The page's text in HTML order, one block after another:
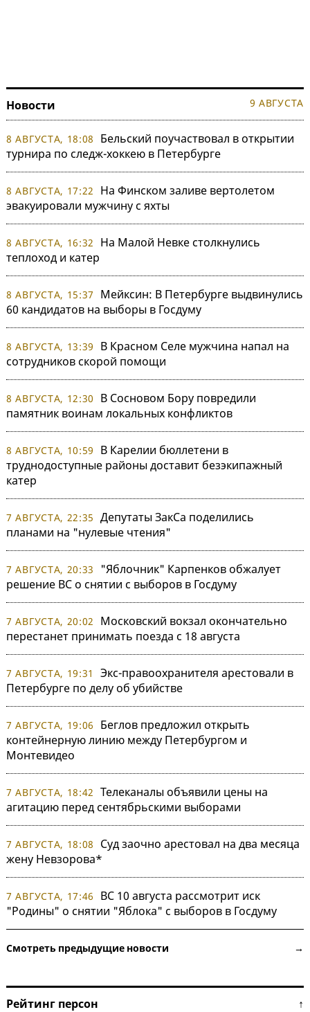
Новости 9 АВГУСТА
8 АВГУСТА, 18:08
Бельский поучаствовал в открытии
турнира по следж-хоккею в Петербурге
8 АВГУСТА, 17:22
На Финском заливе вертолетом
эвакуировали мужчину с яхты
8 АВГУСТА, 16:32
На Малой Невке столкнулись
теплоход и катер
8 АВГУСТА, 15:37
Мейксин: В Петербурге выдвинулись
60 кандидатов на выборы в Госдуму
8 АВГУСТА, 13:39
В Красном Селе мужчина напал на
сотрудников скорой помощи
8 АВГУСТА, 12:30
В Сосновом Бору повредили
памятник воинам локальных конфликтов
8 АВГУСТА, 10:59
В Карелии бюллетени в
труднодоступные районы доставит безэкипажный
катер
7 АВГУСТА, 22:35 Депутаты ЗакСа поделились
планами на "нулевые чтения"
7 АВГУСТА, 20:33
"Яблочник" Карпенков обжалует
решение ВС о снятии с выборов в Госдуму
7 АВГУСТА, 20:02
Московский вокзал окончательно
перестанет принимать поезда с 18 августа
7 АВГУСТА, 19:31
Экс-правоохранителя арестовали в
Петербурге по делу об убийстве
7 АВГУСТА, 19:06
Беглов предложил открыть
контейнерную линию между Петербургом и
Монтевидео
7 АВГУСТА, 18:42 Телеканалы объявили цены на
агитацию перед сентябрьскими выборами
7 АВГУСТА, 18:08
Суд заочно арестовал на два месяца
жену Невзорова*
7 АВГУСТА, 17:46
ВС 10 августа рассмотрит иск
"Родины" о снятии "Яблока" с выборов в Госдуму
Смотреть предыдущие новости →
Рейтинг персон ↑